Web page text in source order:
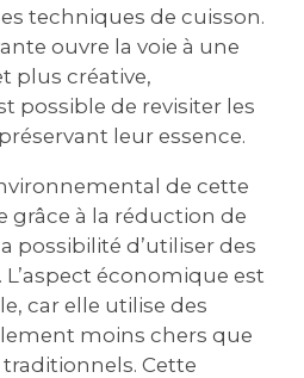
techniques de cuisson.
ouvre la voie à une
plus créative‚
possible de revisiter les
leur essence.
de cette
grâce à la réduction de
possibilité d’utiliser des
économique est
car elle utilise des
moins chers que
Cette